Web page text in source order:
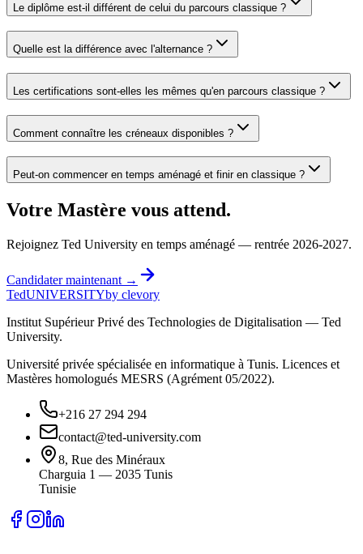
Le diplôme est-il différent de celui du parcours classique ?
Quelle est la différence avec l'alternance ?
Les certifications sont-elles les mêmes qu'en parcours classique ?
Comment connaître les créneaux disponibles ?
Peut-on commencer en temps aménagé et finir en classique ?
Votre Mastère vous attend.
Rejoignez Ted University en temps aménagé — rentrée 2026-2027.
Candidater maintenant →
TedUNIVERSITYby clevory
Institut Supérieur Privé des Technologies de Digitalisation — Ted
University.
Université privée spécialisée en informatique à Tunis. Licences et
Mastères homologués MESRS (Agrément 05/2022).
+216 27 294 294
contact@ted-university.com
8, Rue des Minéraux
Charguia 1 — 2035 Tunis
Tunisie